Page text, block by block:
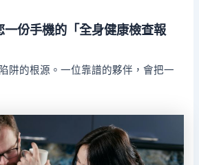
一份手機的「全身健康檢查報
阱的根源。一位靠譜的夥伴，會把一